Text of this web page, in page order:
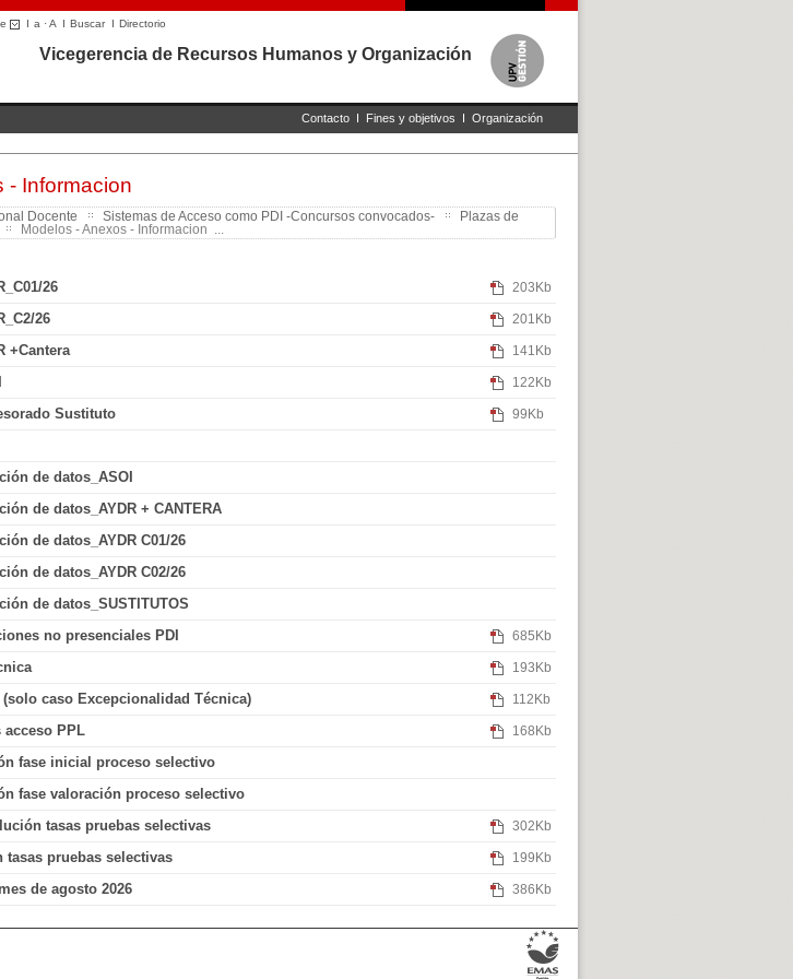
I a ·A I BuscarI Directorio
Vicegerencia de Recursos Humanos y Organización
Contacto I Fines y objetivos I Organización
- Informacion
Docente Sistemas de Acceso como PDI -Concursos convocados-
Plazas de
Modelos - Anexos - Informacion ...
26 203Kb
26 201Kb
+Cantera 141Kb
122Kb
Sustituto 99Kb
de datos_ASOI
de datos_AYDR + CANTERA
de datos_AYDR C01/26
de datos_AYDR C02/26
de datos_SUSTITUTOS
no presenciales PDI
685Kb
193Kb
caso Excepcionalidad Técnica) 112Kb
acceso PPL 168Kb
fase inicial proceso selectivo
fase valoración proceso selectivo
tasas pruebas selectivas
302Kb
pruebas selectivas 199Kb
de agosto 2026 386Kb